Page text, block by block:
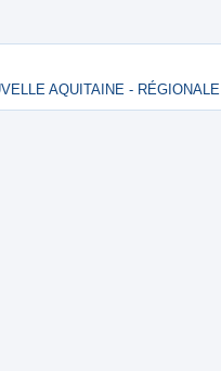
AQUITAINE - RÉGIONALE